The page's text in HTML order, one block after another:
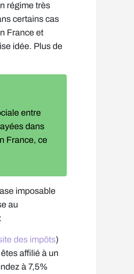
régime très
certains cas
France et
idée. Plus de
entre
dans
France, ce
imposable
au
des impôts)
affilié à un
à 7,5%